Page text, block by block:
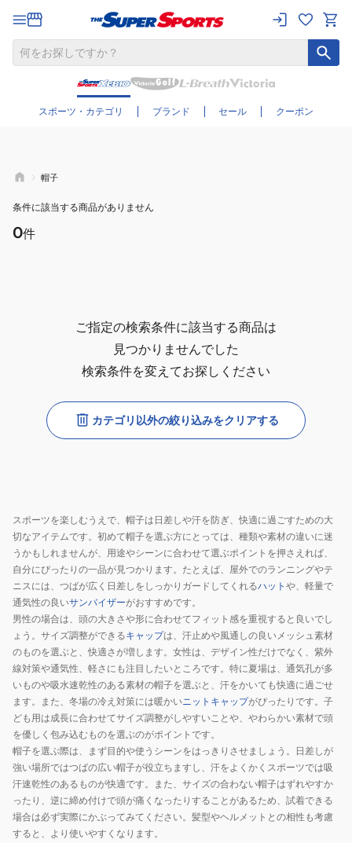
スポーツ・カテゴリ ブランド セール クーポン
さらに絞り込む
帽子
条件に該当する商品がありません
0件
ご指定の検索条件に該当する商品は
見つかりませんでした
検索条件を変えてお探しください
カテゴリ以外の絞り込みをクリアする
スポーツを楽しむうえで、帽子は日差しや汗を防ぎ、快適に過ごすための大
切なアイテムです。初めて帽子を選ぶ方にとっては、種類や素材の違いに迷
うかもしれませんが、用途やシーンに合わせて選ぶポイントを押さえれば、
自分にぴったりの一品が見つかります。たとえば、屋外でのランニングやテ
ニスには、つばが広く日差しをしっかりガードしてくれるハット や、軽量で
通気性の良いサンバイザーがおすすめです。
男性の場合は、頭の大きさや形に合わせてフィット感を重視すると良いでし
ょう。サイズ調整ができるキャップは、汗止めや風通しの良いメッシュ素材
のものを選ぶと、快適さが増します。女性は、デザイン性だけでなく、紫外
線対策や通気性、軽さにも注目したいところです。特に夏場は、通気孔が多
いものや吸水速乾性のある素材の帽子を選ぶと、汗をかいても快適に過ごせ
ます。また、冬場の冷え対策には暖かいニットキャップがぴったりです。子
ども用は成長に合わせてサイズ調整がしやすいことや、やわらかい素材で頭
を優しく包み込むものを選ぶのがポイントです。
帽子を選ぶ際は、まず目的や使うシーンをはっきりさせましょう。日差しが
強い場所ではつばの広い帽子が役立ちますし、汗をよくかくスポーツでは吸
汗速乾性のあるものが快適です。また、サイズの合わない帽子はずれやすか
ったり、逆に締め付けで頭が痛くなったりすることがあるため、試着できる
場合は必ず実際にかぶってみてください。髪型やヘルメットとの相性も考慮
すると、より使いやすくなります。